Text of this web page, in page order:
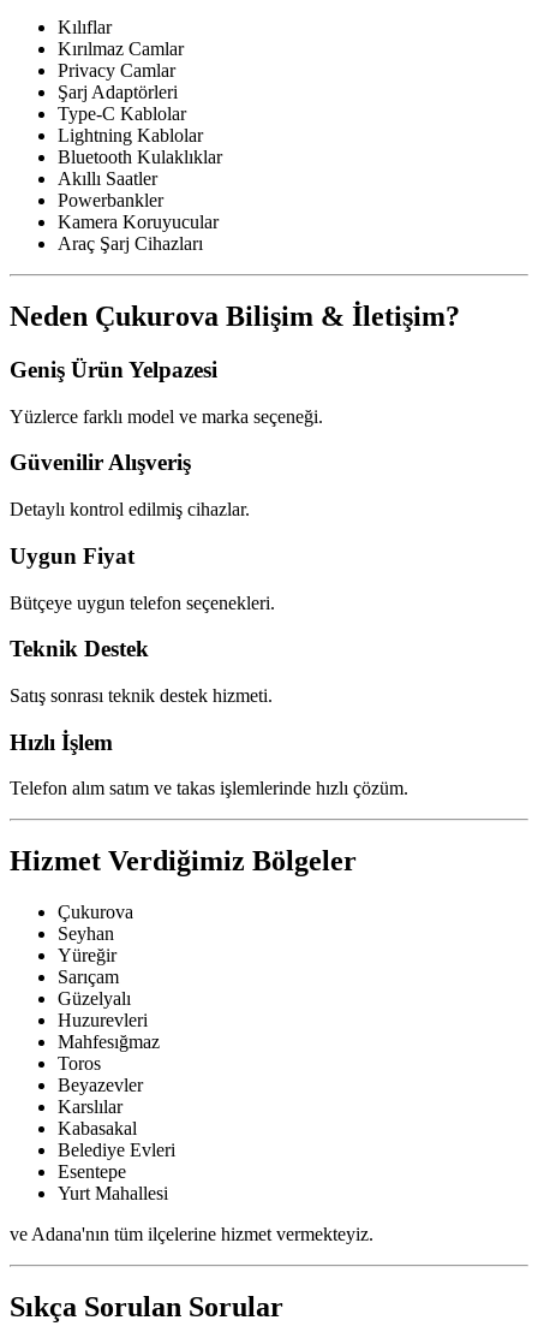
Kılıflar
Kırılmaz Camlar
Privacy Camlar
Şarj Adaptörleri
Type-C Kablolar
Lightning Kablolar
Bluetooth Kulaklıklar
Akıllı Saatler
Powerbankler
Kamera Koruyucular
Araç Şarj Cihazları
Neden Çukurova Bilişim & İletişim?
Geniş Ürün Yelpazesi
Yüzlerce farklı model ve marka seçeneği.
Güvenilir Alışveriş
Detaylı kontrol edilmiş cihazlar.
Uygun Fiyat
Bütçeye uygun telefon seçenekleri.
Teknik Destek
Satış sonrası teknik destek hizmeti.
Hızlı İşlem
Telefon alım satım ve takas işlemlerinde hızlı çözüm.
Hizmet Verdiğimiz Bölgeler
Çukurova
Seyhan
Yüreğir
Sarıçam
Güzelyalı
Huzurevleri
Mahfesığmaz
Toros
Beyazevler
Karslılar
Kabasakal
Belediye Evleri
Esentepe
Yurt Mahallesi
ve Adana'nın tüm ilçelerine hizmet vermekteyiz.
Sıkça Sorulan Sorular